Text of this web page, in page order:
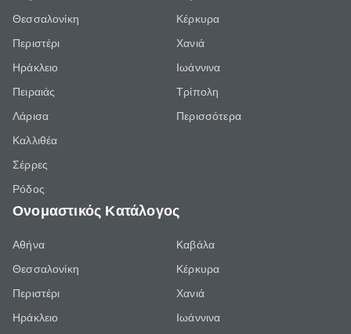
Θεσσαλονίκη
Περιστέρι
Ηράκλειο
Πειραιάς
Λάρισα
Καλλιθέα
Σέρρες
Ρόδος
Κέρκυρα
Χανιά
Ιωάννινα
Τρίπολη
Περισσότερα
Ονομαστικός Κατάλογος
Αθήνα
Θεσσαλονίκη
Περιστέρι
Ηράκλειο
Καβάλα
Κέρκυρα
Χανιά
Ιωάννινα